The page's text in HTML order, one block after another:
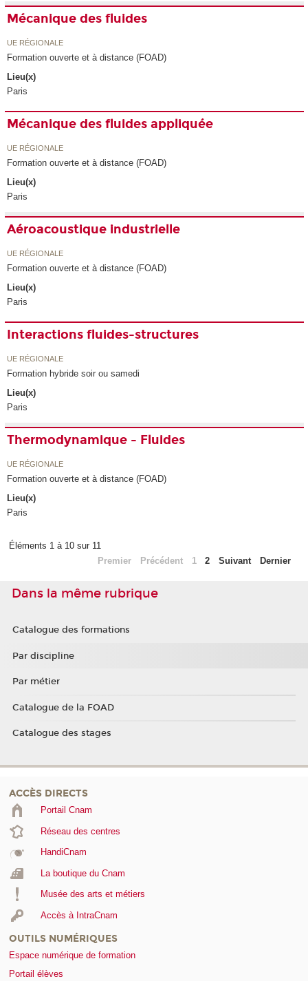
Mécanique des fluides
UE RÉGIONALE
Formation ouverte et à distance (FOAD)
Lieu(x)
Paris
Mécanique des fluides appliquée
UE RÉGIONALE
Formation ouverte et à distance (FOAD)
Lieu(x)
Paris
Aéroacoustique industrielle
UE RÉGIONALE
Formation ouverte et à distance (FOAD)
Lieu(x)
Paris
Interactions fluides-structures
UE RÉGIONALE
Formation hybride soir ou samedi
Lieu(x)
Paris
Thermodynamique - Fluides
UE RÉGIONALE
Formation ouverte et à distance (FOAD)
Lieu(x)
Paris
Éléments 1 à 10 sur 11
Premier
Précédent 1 2 Suivant Dernier
Dans la même rubrique
Catalogue des formations
Par discipline
Par métier
Catalogue de la FOAD
Catalogue des stages
ACCÈS DIRECTS
Portail Cnam
Réseau des centres
HandiCnam
La boutique du Cnam
Musée des arts et métiers
Accès à IntraCnam
OUTILS NUMÉRIQUES
Espace numérique de formation
Portail élèves